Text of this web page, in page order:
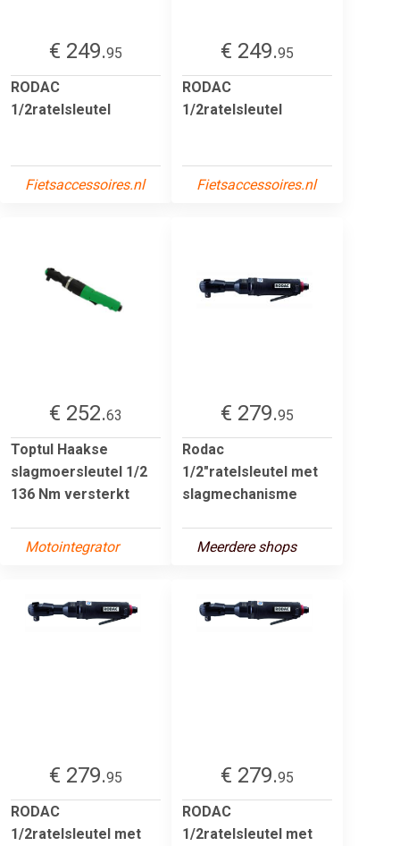
€ 249.95
RODAC
1/2ratelsleutel
Fietsaccessoires.nl
€ 249.95
RODAC
1/2ratelsleutel
Fietsaccessoires.nl
€ 252.63
Toptul Haakse
slagmoersleutel 1/2
136 Nm versterkt
Motointegrator
€ 279.95
Rodac
1/2"ratelsleutel met
slagmechanisme
Meerdere shops
€ 279.95
RODAC
1/2ratelsleutel met
€ 279.95
RODAC
1/2ratelsleutel met